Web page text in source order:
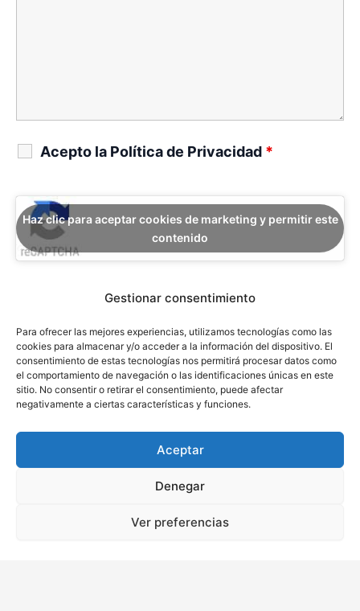
Gestionar consentimiento
Para ofrecer las mejores experiencias, utilizamos tecnologías como las
cookies para almacenar y/o acceder a la información del dispositivo. El
consentimiento de estas tecnologías nos permitirá procesar datos como
el comportamiento de navegación o las identificaciones únicas en este
sitio. No consentir o retirar el consentimiento, puede afectar
negativamente a ciertas características y funciones.
Aceptar
Denegar
Ver preferencias
Acepto la Política de Privacidad *
Haz clic para aceptar cookies de marketing y permitir este
contenido
Ver Política de Privacidad
Luis Pérez & Asociados. Abogados - Todos los derechos reservados
Política de Cookies | Aviso Legal